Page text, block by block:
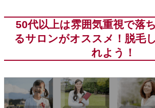
50代以上は雰囲気重視で落
るサロンがオススメ！脱毛
れよう！